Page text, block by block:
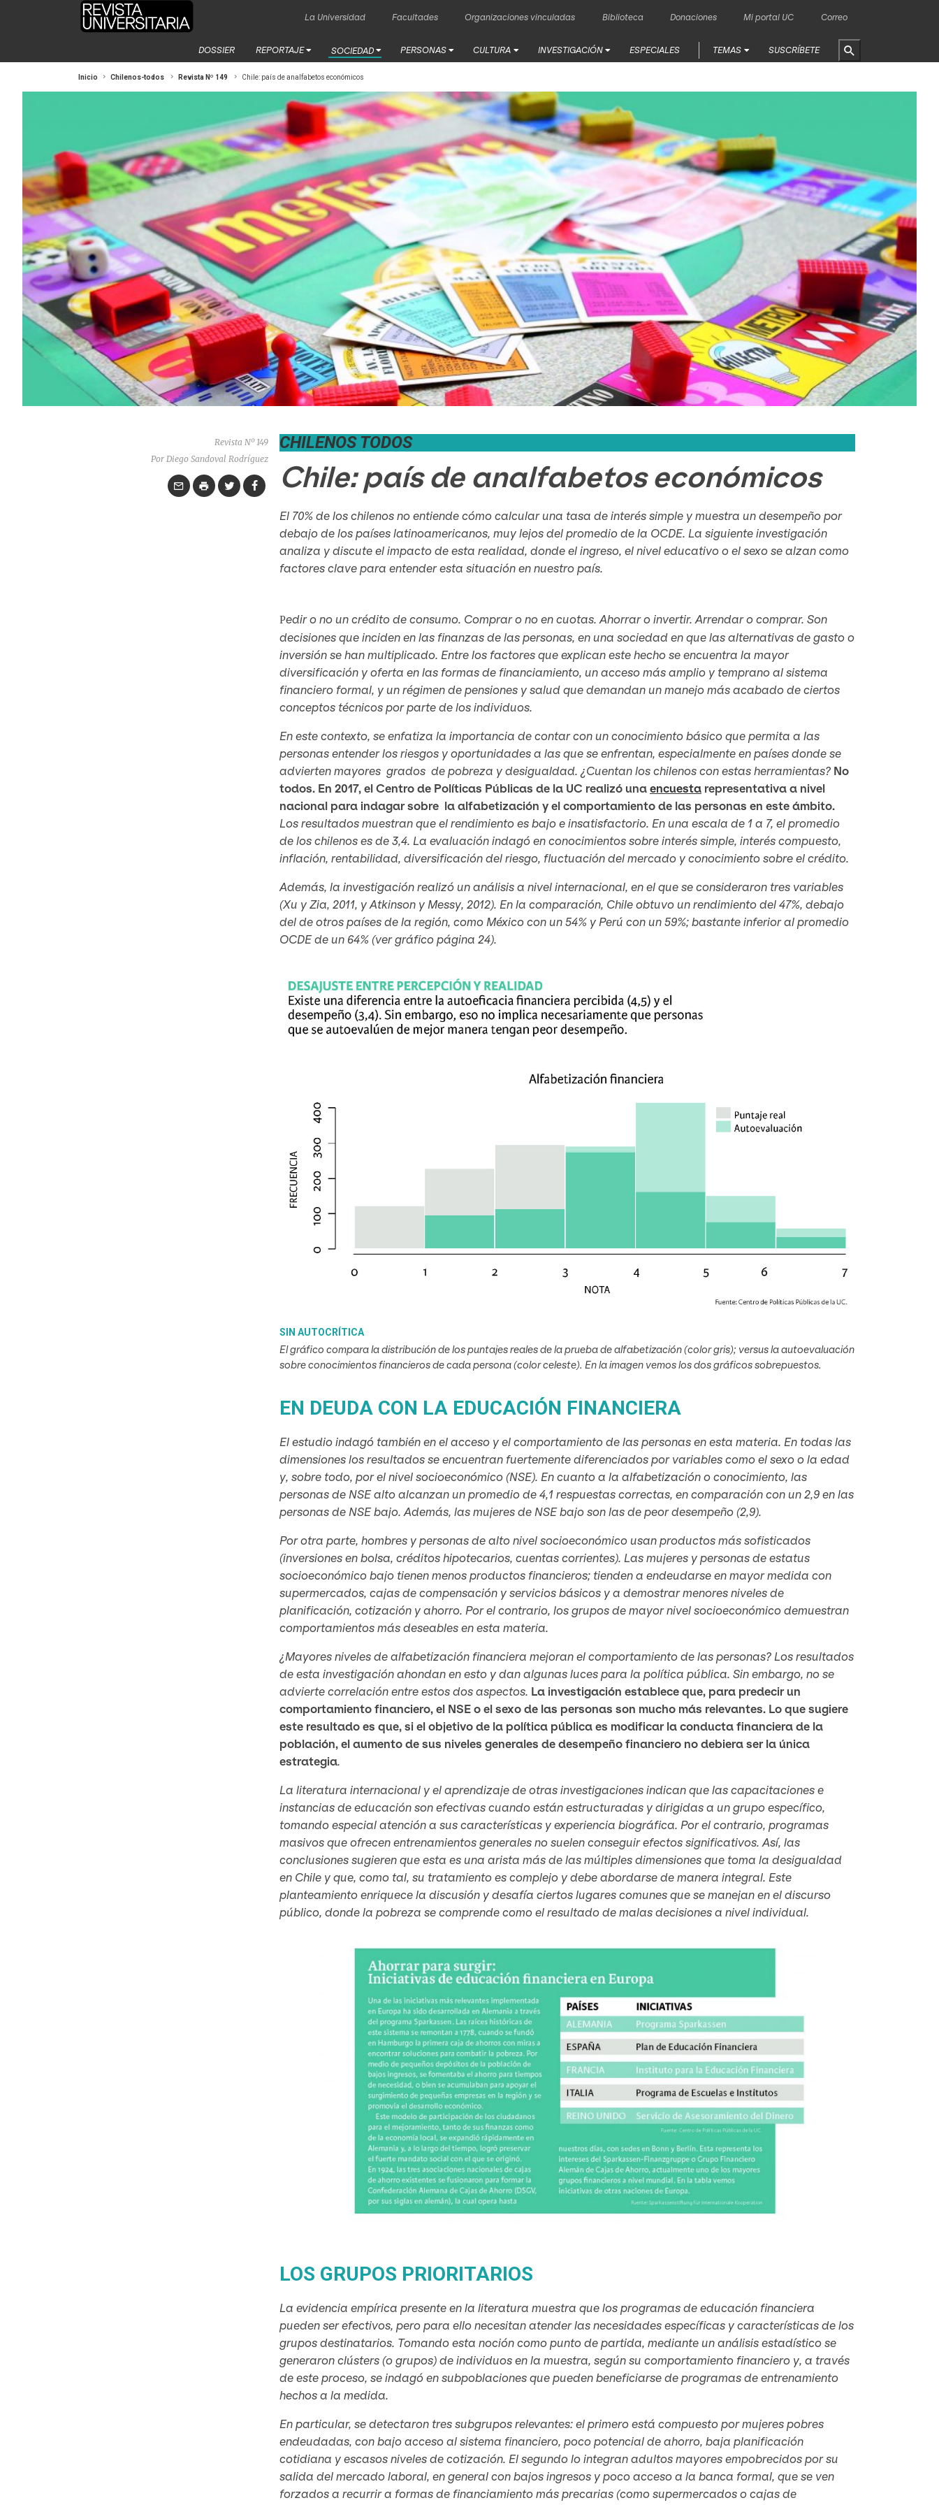
La Universidad Facultades Organizaciones vinculadas Biblioteca Donaciones Mi portal UC Correo
DOSSIER REPORTAJE SOCIEDAD PERSONAS CULTURA INVESTIGACIÓN ESPECIALES TEMAS SUSCRÍBETE
Inicio Chilenos-todos Revista Nº 149 Chile: país de analfabetos económicos
Revista Nº 149
Por Diego Sandoval Rodríguez
CHILENOS TODOS
Chile: país de analfabetos económicos
El 70% de los chilenos no entiende cómo calcular una tasa de interés simple y muestra un desempeño por
debajo de los países latinoamericanos, muy lejos del promedio de la OCDE. La siguiente investigación
analiza y discute el impacto de esta realidad, donde el ingreso, el nivel educativo o el sexo se alzan como
factores clave para entender esta situación en nuestro país.
Pedir o no un crédito de consumo. Comprar o no en cuotas. Ahorrar o invertir. Arrendar o comprar. Son
decisiones que inciden en las finanzas de las personas, en una sociedad en que las alternativas de gasto o
inversión se han multiplicado. Entre los factores que explican este hecho se encuentra la mayor
diversificación y oferta en las formas de financiamiento, un acceso más amplio y temprano al sistema
financiero formal, y un régimen de pensiones y salud que demandan un manejo más acabado de ciertos
conceptos técnicos por parte de los individuos.
En este contexto, se enfatiza la importancia de contar con un conocimiento básico que permita a las
personas entender los riesgos y oportunidades a las que se enfrentan, especialmente en países donde se
advierten mayores grados de pobreza y desigualdad. ¿Cuentan los chilenos con estas herramientas? No
todos. En 2017, el Centro de Políticas Públicas de la UC realizó unaencuesta representativa a nivel
nacional para indagar sobre la alfabetización y el comportamiento de las personas en este ámbito.
Los resultados muestran que el rendimiento es bajo e insatisfactorio. En una escala de 1 a 7, el promedio
de los chilenos es de 3,4. La evaluación indagó en conocimientos sobre interés simple, interés compuesto,
inflación, rentabilidad, diversificación del riesgo, fluctuación del mercado y conocimiento sobre el crédito.
Además, la investigación realizó un análisis a nivel internacional, en el que se consideraron tres variables
(Xu y Zia, 2011, y Atkinson y Messy, 2012). En la comparación, Chile obtuvo un rendimiento del 47%, debajo
del de otros países de la región, como México con un 54% y Perú con un 59%; bastante inferior al promedio
OCDE de un 64% (ver gráfico página 24).
SIN AUTOCRÍTICA
El gráfico compara la distribución de los puntajes reales de la prueba de alfabetización (color gris); versus la autoevaluación
sobre conocimientos financieros de cada persona (color celeste). En la imagen vemos los dos gráficos sobrepuestos.
EN DEUDA CON LA EDUCACIÓN FINANCIERA
El estudio indagó también en el acceso y el comportamiento de las personas en esta materia. En todas las
dimensiones los resultados se encuentran fuertemente diferenciados por variables como el sexo o la edad
y, sobre todo, por el nivel socioeconómico (NSE). En cuanto a la alfabetización o conocimiento, las
personas de NSE alto alcanzan un promedio de 4,1 respuestas correctas, en comparación con un 2,9 en las
personas de NSE bajo. Además, las mujeres de NSE bajo son las de peor desempeño (2,9).
Por otra parte, hombres y personas de alto nivel socioeconómico usan productos más sofisticados
(inversiones en bolsa, créditos hipotecarios, cuentas corrientes). Las mujeres y personas de estatus
socioeconómico bajo tienen menos productos financieros; tienden a endeudarse en mayor medida con
supermercados, cajas de compensación y servicios básicos y a demostrar menores niveles de
planificación, cotización y ahorro. Por el contrario, los grupos de mayor nivel socioeconómico demuestran
comportamientos más deseables en esta materia.
¿Mayores niveles de alfabetización financiera mejoran el comportamiento de las personas? Los resultados
de esta investigación ahondan en esto y dan algunas luces para la política pública. Sin embargo, no se
advierte correlación entre estos dos aspectos. La investigación establece que, para predecir un
comportamiento financiero, el NSE o el sexo de las personas son mucho más relevantes. Lo que sugiere
este resultado es que, si el objetivo de la política pública es modificar la conducta financiera de la
población, el aumento de sus niveles generales de desempeño financiero no debiera ser la única
estrategia.
La literatura internacional y el aprendizaje de otras investigaciones indican que las capacitaciones e
instancias de educación son efectivas cuando están estructuradas y dirigidas a un grupo específico,
tomando especial atención a sus características y experiencia biográfica. Por el contrario, programas
masivos que ofrecen entrenamientos generales no suelen conseguir efectos significativos. Así, las
conclusiones sugieren que esta es una arista más de las múltiples dimensiones que toma la desigualdad
en Chile y que, como tal, su tratamiento es complejo y debe abordarse de manera integral. Este
planteamiento enriquece la discusión y desafía ciertos lugares comunes que se manejan en el discurso
público, donde la pobreza se comprende como el resultado de malas decisiones a nivel individual.
LOS GRUPOS PRIORITARIOS
La evidencia empírica presente en la literatura muestra que los programas de educación financiera
pueden ser efectivos, pero para ello necesitan atender las necesidades específicas y características de los
grupos destinatarios. Tomando esta noción como punto de partida, mediante un análisis estadístico se
generaronclústers(o grupos) de individuos en la muestra, según su comportamiento financiero y, a través
de este proceso, se indagó en subpoblaciones que pueden beneficiarse de programas de entrenamiento
hechos a la medida.
En particular, se detectaron tres subgrupos relevantes: el primero está compuesto por mujeres pobres
endeudadas, con bajo acceso al sistema financiero, poco potencial de ahorro, baja planificación
cotidiana y escasos niveles de cotización. El segundo lo integran adultos mayores empobrecidos por su
salida del mercado laboral, en general con bajos ingresos y poco acceso a la banca formal, que se ven
forzados a recurrir a formas de financiamiento más precarias (como supermercados o cajas de